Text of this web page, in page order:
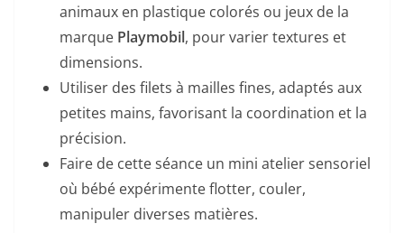
animaux en plastique colorés ou jeux de la
marque Playmobil, pour varier textures et
dimensions.
Utiliser des filets à mailles fines, adaptés aux
petites mains, favorisant la coordination et la
précision.
Faire de cette séance un mini atelier sensoriel
où bébé expérimente flotter, couler,
manipuler diverses matières.